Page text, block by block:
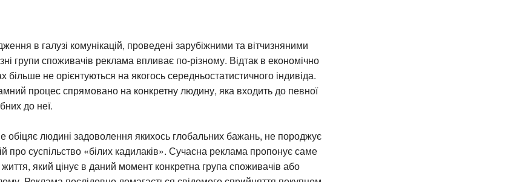
в галузі комунікацій, проведені зарубіжними та вітчизняними
групи споживачів реклама впливає по-різному. Відтак в економічно
більше не орієнтуються на якогось середньостатистичного індивіда.
процес спрямовано на конкретну людину, яка входить до певної
до неї.
обіцяє людині задоволення якихось глобальних бажань, не породжує
про суспільство «білих кадилаків». Сучасна реклама пропонує саме
життя, який цінує в даний момент конкретна група споживачів або